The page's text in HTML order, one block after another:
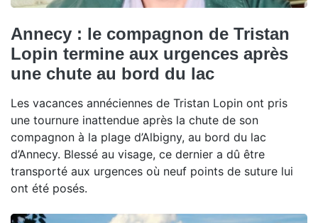
Annecy : le compagnon de Tristan
Lopin termine aux urgences après
une chute au bord du lac
Les vacances annéciennes de Tristan Lopin ont pris
une tournure inattendue après la chute de son
compagnon à la plage d’Albigny, au bord du lac
d’Annecy. Blessé au visage, ce dernier a dû être
transporté aux urgences où neuf points de suture lui
ont été posés.